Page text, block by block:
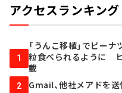
アクセスランキング
1
「うんこ移植」でピー
粒食べられるように
載
2 Gmail、他社メアドを